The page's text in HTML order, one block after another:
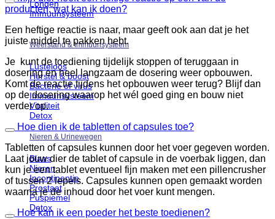
Longen
Immuunsysteem
Weerstand & Immuunsysteem
Lusteloos
Herstel & boost
Bacterie of virus
Immuunsysteem
Vitaliteit
Detox
Nieren & Urinewegen
Blaas
Nieren
Incontinentie
Prostaat
Puspiemel
Detox
producten, wat kan ik doen?
Een heftige reactie is naar, maar geeft ook aan dat je het
juiste middel te pakken hebt.
Je kunt de toediening tijdelijk stoppen of teruggaan in
dosering en heel langzaam de dosering weer opbouwen.
Komt de reactie tijdens het opbouwen weer terug? Blijf dan
op de dosering waarop het wél goed ging en bouw niet
verder op.
Hoe dien ik de tabletten of capsules toe?
Tabletten of capsules kunnen door het voer gegeven worden.
Laat jouw dier de tablet of capsule in de voerbak liggen, dan
kun je een tablet eventueel fijn maken met een pillencrusher
of tussen 2 lepels. Capsules kunnen open gemaakt worden
waarna je de inhoud door het voer kunt mengen.
Hoe kan ik een poeder het beste toedienen?